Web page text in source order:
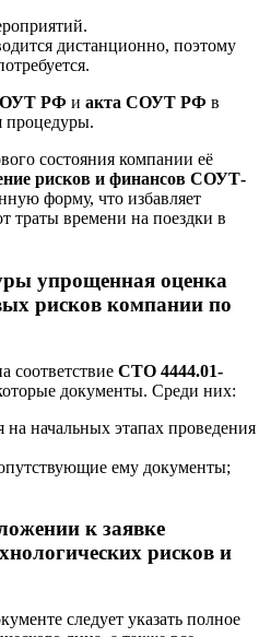
дистанционно, поэтому
РФ и акта СОУТ РФ в
процедуры.
состояния компании её
рисков и финансов СОУТ-
форму, что избавляет
траты времени на поездки в
упрощенная оценка
рисков компании по
соответствие СТО 4444.01-
документы. Среди них:
на начальных этапах проведения
ему документы;
к заявке
рисков и
следует указать полное